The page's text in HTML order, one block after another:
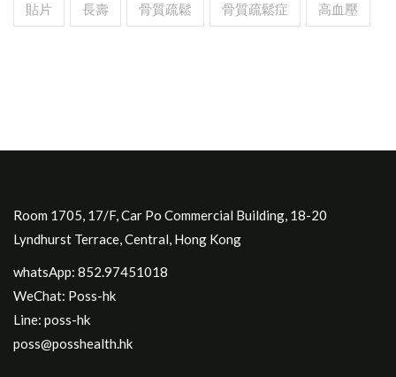
貼片 長壽 骨質疏鬆 骨質疏鬆症 高血壓
Room 1705, 17/F, Car Po Commercial Building, 18-20
Lyndhurst Terrace, Central, Hong Kong
whatsApp: 852.97451018
WeChat: Poss-hk
Line: poss-hk
poss@posshealth.hk